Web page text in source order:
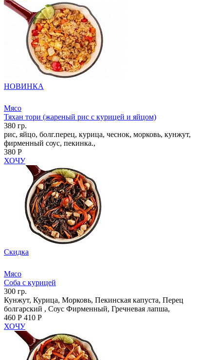
НОВИНКА
Мясо
Тяхан тори (жареный рис с курицей и яйцом)
380 гр.
рис, яйцо, болг.перец, курица, чеснок, морковь, кунжут,
фирменный соус, пекинка.,
380 Р
ХОЧУ
Скидка
Мясо
Соба с курицей
300 гр.
Кунжут, Курица, Морковь, Пекинская капуста, Перец
болгарский , Соус Фирменный, Гречневая лапша,
460 Р 410 Р
ХОЧУ